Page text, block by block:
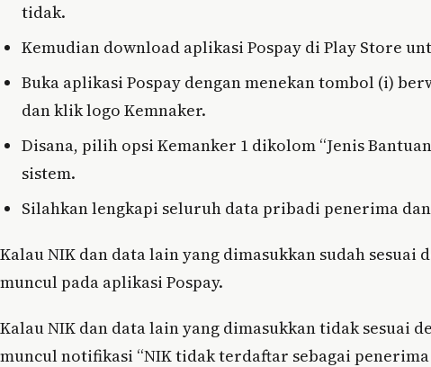
tidak.
Kemudian download aplikasi Pospay di Play Store
Buka aplikasi Pospay dengan menekan tombol (i)
dan klik logo Kemnaker.
Disana, pilih opsi Kemanker 1 dikolom “Jenis
sistem.
Silahkan lengkapi seluruh data pribadi penerima
Kalau NIK dan data lain yang dimasukkan sudah sesuai
muncul pada aplikasi Pospay.
Kalau NIK dan data lain yang dimasukkan tidak sesuai
muncul notifikasi “NIK tidak terdaftar sebagai penerima